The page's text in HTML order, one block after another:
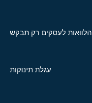
הלוואות לעסקים רק תבקש
עגלת תינוקות